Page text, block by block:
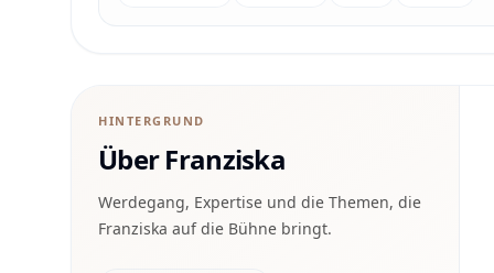
HINTERGRUND
ÜberFranziska
Werdegang, Expertise und die Themen, die
Franziska auf die Bühne bringt.